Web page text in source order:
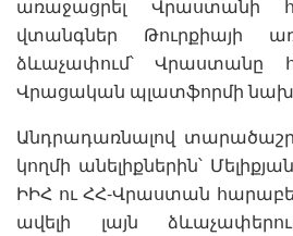
առաջացրել Վրաստանի
վտանգներ Թուրքիայի
ձևաչափում՝ Վրաստանը
Վրացական պլատֆորմի
Անդրադառնալով
կողմի անելիքներին՝
ԻԻՀ ու ՀՀ-Վրաստան
ավելի լայն